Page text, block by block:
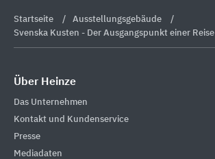
Startseite
Ausstellungsgebäude
Svenska Kusten - Der Ausgangspunkt einer Reise
Über Heinze
Das Unternehmen
Kontakt und Kundenservice
Presse
Mediadaten